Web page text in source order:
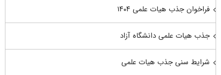
فراخوان جذب هیات علمی ۱۴۰۴
جذب هیات علمی دانشگاه آزاد
شرایط سنی جذب هیات علمی